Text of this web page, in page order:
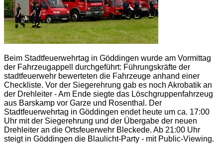
Beim Stadtfeuerwehrtag in Göddingen wurde am Vormittag
der Fahrzeugappell durchgeführt: Führungskräfte der
stadtfeuerwehr bewerteten die Fahrzeuge anhand einer
Checkliste. Vor der Siegerehrung gab es noch Akrobatik an
der Drehleiter - Am Ende siegte das Löschgruppenfahrzeug
aus Barskamp vor Garze und Rosenthal. Der
Stadtfeuerwehrtag in Göddingen endet heute um ca. 17:00
Uhr mit der Siegerehrung und der Übergabe der neuen
Drehleiter an die Ortsfeuerwehr Bleckede. Ab 21:00 Uhr
steigt in Göddingen die Blaulicht-Party - mit Public-Viewing.